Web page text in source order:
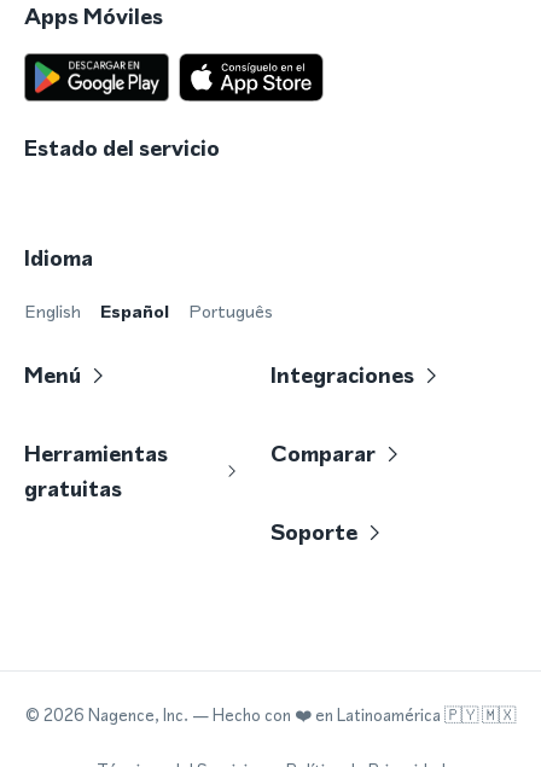
Apps Móviles
Estado del servicio
Idioma
English Español Português
Menú Integraciones
Herramientas
gratuitas
Comparar
Soporte
© 2026 Nagence, Inc. — Hecho con ❤️ en Latinoamérica 🇵🇾 🇲🇽